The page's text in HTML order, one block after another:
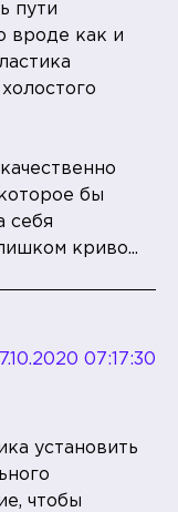
пути
вроде как и
бы
себя
криво...
17.10.2020 07:17:30
установить
чтобы